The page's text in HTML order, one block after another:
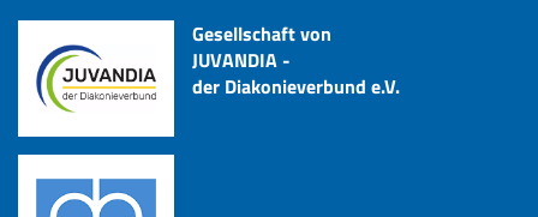
Gesellschaft von
JUVANDIA -
der Diakonieverbund e.V.